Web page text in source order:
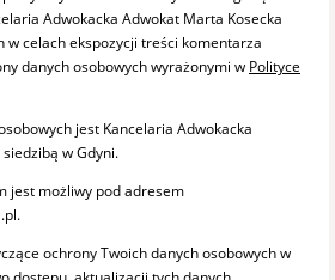
Adwokacka Adwokat Marta Kosecka
w celach ekspozycji treści komentarza
danych osobowych wyrażonymi w Polityce
jest Kancelaria Adwokacka
w Gdyni.
jest możliwy pod adresem
ochrony Twoich danych osobowych w